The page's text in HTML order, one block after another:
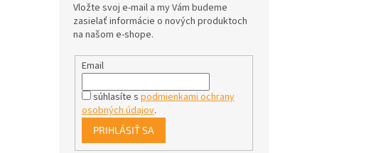
Vložte svoj e-mail a my Vám budeme
zasielať informácie o nových produktoch
na našom e-shope.
Email
súhlasíte s podmienkami ochrany
osobných údajov.
PRIHLÁSIŤ SA